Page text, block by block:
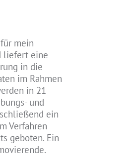
mein
liefert eine
in die
im Rahmen
in 21
und
ein
Verfahren
geboten. Ein